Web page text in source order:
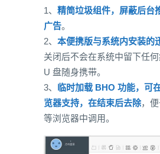
1、 精简垃圾组件，屏蔽后台
广告。
2、 本便携版与系统内安装的
关闭后不会在系统中留下任
U 盘随身携带。
3、 临时加载 BHO 功能，可
览器支持，在结束后去除，
等浏览器中调用。